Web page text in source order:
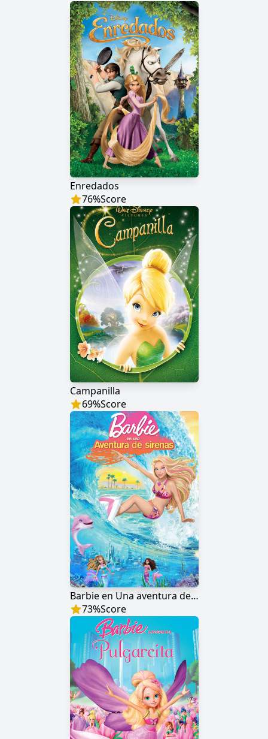
Enredados
76%Score
Campanilla
69%Score
Barbie en Una aventura de sirenas
73%Score